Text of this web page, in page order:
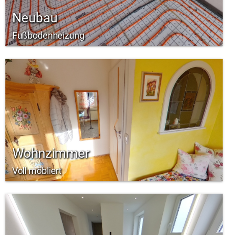
Neubau
Fußbodenheizung
Wohnzimmer
Voll möbliert